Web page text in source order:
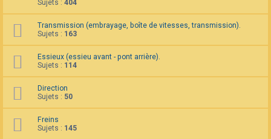
Sujets : 404
Transmission (embrayage, boîte de vitesses, transmission).
Sujets : 163
Essieux (essieu avant - pont arrière).
Sujets : 114
Direction
Sujets : 50
Freins
Sujets : 145